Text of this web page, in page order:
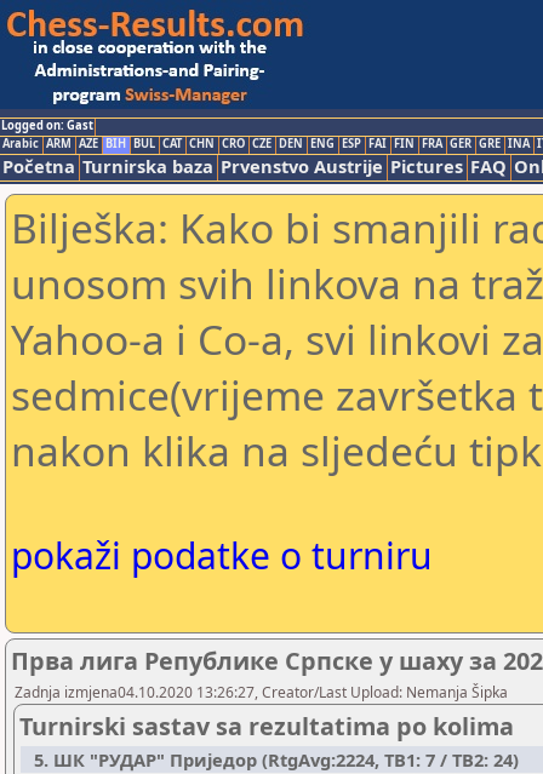
Logged on: Gast
Arabic ARM AZE BIH BUL CAT CHN CRO CZE DEN ENG ESP FAI FIN FRA GER GRE INA
Početna Turnirska baza Prvenstvo Austrije Pictures FAQ
Bilješka: Kako bi smanjili
unosom svih linkova na
Yahoo-a i Co-a, svi linkovi
sedmice(vrijeme završetka
nakon klika na sljedeću
pokaži podatke o turniru
Прва лига Републике Српске у шаху за
Zadnja izmjena04.10.2020 13:26:27, Creator/Last Upload: Nemanja Šipka
Turnirski sastav sa rezultatima po kolima
5. ШК "РУДАР" Приједор (RtgAvg:2224, TB1: 7 / TB2: 24)